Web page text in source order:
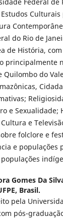
Culturais
do Rio de
de História,
principalmente
Quilombo do
e Sexualidade;
e
folclore e
e populações
Gomes Da
Brasil.
pela
pós-